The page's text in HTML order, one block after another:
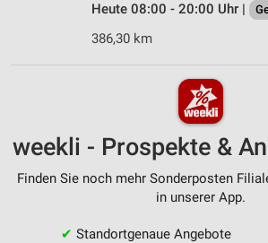
Heute 08:00 - 20:00 Uhr |
386,30 km
weekli - Prospekte &
Finden Sie noch mehr Sonderposten
in unserer App.
✔ Standortgenaue Angebote